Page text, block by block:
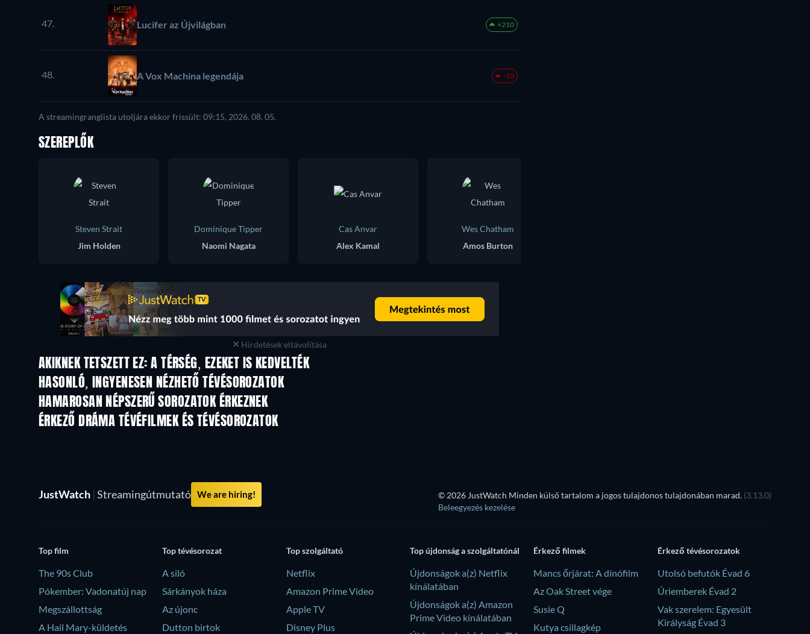
47. Lucifer az Újvilágban +210
48. A Vox Machina legendája -10
A streamingranglista utoljára ekkor frissült: 09:15, 2026. 08. 05.
SZEREPLŐK
Steven Strait
Jim Holden
Dominique Tipper
Naomi Nagata
Cas Anvar
Alex Kamal
Wes Chatham
Amos Burton
Hirdetések eltávolítása
AKIKNEK TETSZETT EZ: A TÉRSÉG, EZEKET IS KEDVELTÉK
TV TV
HASONLÓ, INGYENESEN NÉZHETŐ TÉVÉSOROZATOK
TV TV
HAMAROSAN NÉPSZERŰ SOROZATOK ÉRKEZNEK
TV TV
ÉRKEZŐ DRÁMA TÉVÉFILMEK ÉS TÉVÉSOROZATOK
Évad 6 Évad 2
JustWatch | Streamingútmutató We are hiring! © 2026 JustWatch Minden külső tartalom a jogos tulajdonos tulajdonában marad. (3.13.0)
Beleegyezés kezelése
Top film
The 90s Club
Pókember: Vadonatúj nap
Megszállottság
A Hail Mary-küldetés
Top tévésorozat
A siló
Sárkányok háza
Az újonc
Dutton birtok
Top szolgáltató
Netflix
Amazon Prime Video
Apple TV
Disney Plus
Top újdonság a szolgáltatónál
Újdonságok a(z) Netflix
kínálatában
Újdonságok a(z) Amazon
Prime Video kínálatában
Érkező filmek
Mancs őrjárat: A dínófilm
Az Oak Street vége
Susie Q
Kutya csillagkép
Érkező tévésorozatok
Utolsó befutók Évad 6
Úriemberek Évad 2
Vak szerelem: Egyesült
Királyság Évad 3